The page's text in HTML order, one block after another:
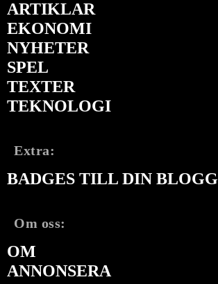
ARTIKLAR
EKONOMI
NYHETER
SPEL
TEXTER
TEKNOLOGI
Extra:
BADGES TILL DIN BLOGG
Om oss:
OM
ANNONSERA